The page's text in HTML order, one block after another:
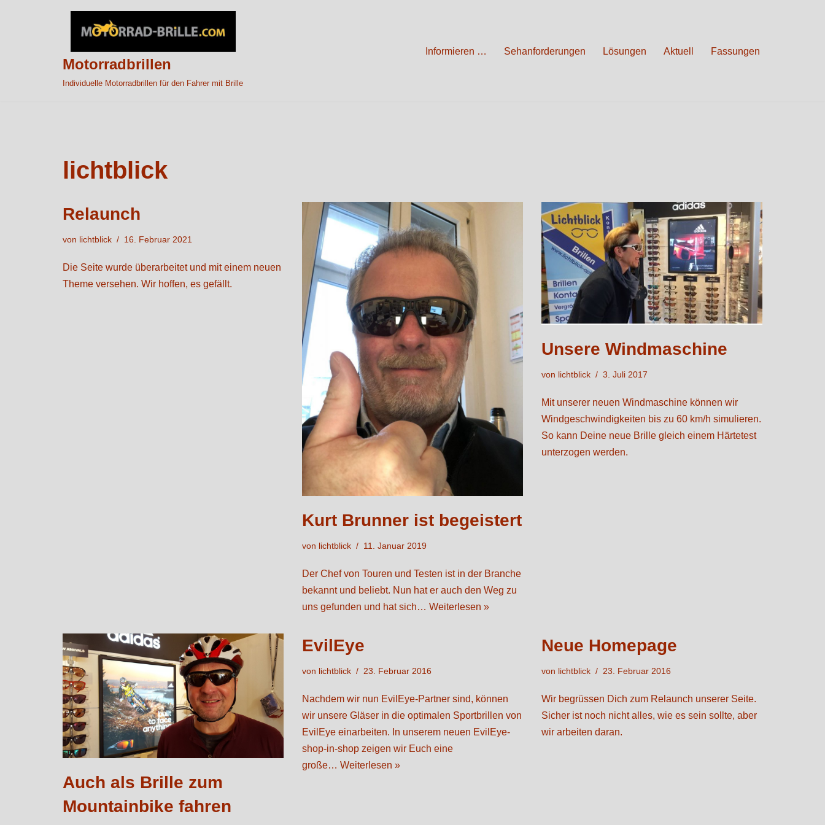
Motorradbrillen
Individuelle Motorradbrillen für den Fahrer mit Brille
Informieren … Sehanforderungen Lösungen Aktuell Fassungen
lichtblick
Relaunch
von lichtblick 16. Februar 2021
Die Seite wurde überarbeitet und mit einem neuen
Theme versehen. Wir hoffen, es gefällt.
Kurt Brunner ist begeistert
von lichtblick 11. Januar 2019
Der Chef von Touren und Testen ist in der Branche
bekannt und beliebt. Nun hat er auch den Weg zu
uns gefunden und hat sich… Weiterlesen »
Unsere Windmaschine
von lichtblick 3. Juli 2017
Mit unserer neuen Windmaschine können wir
Windgeschwindigkeiten bis zu 60 km/h simulieren.
So kann Deine neue Brille gleich einem Härtetest
unterzogen werden.
Auch als Brille zum
Mountainbike fahren
EvilEye
von lichtblick 23. Februar 2016
Nachdem wir nun EvilEye-Partner sind, können
wir unsere Gläser in die optimalen Sportbrillen von
EvilEye einarbeiten. In unserem neuen EvilEye-
shop-in-shop zeigen wir Euch eine
große… Weiterlesen »
Neue Homepage
von lichtblick 23. Februar 2016
Wir begrüssen Dich zum Relaunch unserer Seite.
Sicher ist noch nicht alles, wie es sein sollte, aber
wir arbeiten daran.